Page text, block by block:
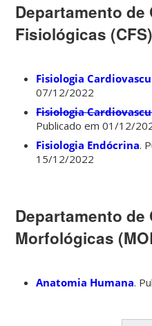
Departamento de
Fisiológicas
Fisiologia
07/12/2022
Fisiologia
Publicado em 01/12/
Fisiologia Endócrina.
15/12/2022
Departamento de
Morfológicas
Anatomia Humana.